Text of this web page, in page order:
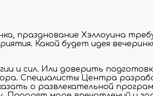
празднование Хэллоуина
Какой будет идея
и сил. Или доверить
Специалисты Центра
о развлекательной